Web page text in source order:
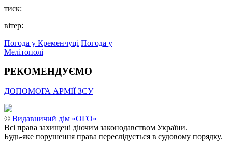
тиск:
вітер:
Погода у Кременчуці Погода у
Мелітополі
РЕКОМЕНДУЄМО
ДОПОМОГА АРМІЇ ЗСУ
© Видавничий дім «ОГО»
Всі права захищені діючим законодавством України.
Будь-яке порушення права переслідується в судовому порядку.